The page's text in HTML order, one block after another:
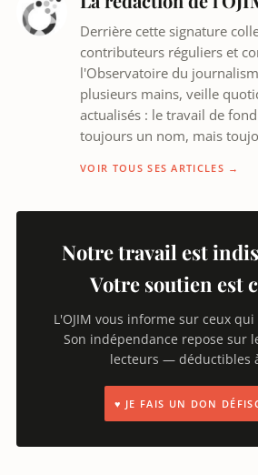
Derrière cette signature
contributeurs réguliers et
l'Observatoire du
plusieurs mains, veille
actualisés : le travail de
toujours un nom, mais
VOIR TOUS SES ARTICLES →
Notre travail est
Votre soutien est
L'OJIM vous informe sur ceux
Son indépendance repose sur
lecteurs — déductibles
♥ JE FAIS UN DON